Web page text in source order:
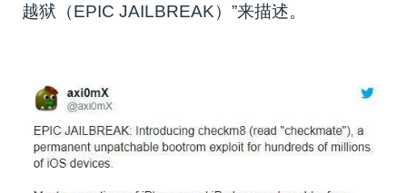
越狱（EPIC JAILBREAK）”来描述。